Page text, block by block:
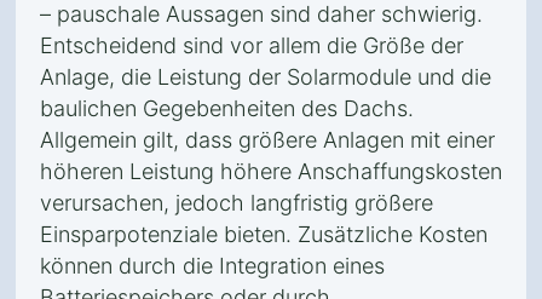
– pauschale Aussagen sind daher schwierig.
Entscheidend sind vor allem die Größe der
Anlage, die Leistung der Solarmodule und die
baulichen Gegebenheiten des Dachs.
Allgemein gilt, dass größere Anlagen mit einer
höheren Leistung höhere Anschaffungskosten
verursachen, jedoch langfristig größere
Einsparpotenziale bieten. Zusätzliche Kosten
können durch die Integration eines